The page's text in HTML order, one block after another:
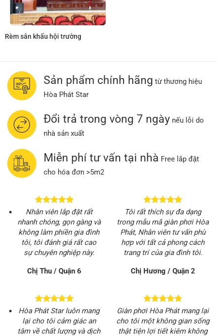
Rèm sân khấu hội trường
Sản phẩm chính hãng từ thương hiệu
Hòa Phát Star
Đổi trả trong vòng 7 ngày nếu lỗi do
nhà sản xuất
Miễn phí tư vấn tại nhà Free lắp đặt
cho hóa đơn >5m2
Nhân viên lắp đặt rất
nhanh chóng, gọn gàng và
không làm phiền gia đình
tôi, tôi đánh giá rất cao
sự chuyên nghiệp này.
Chị Thu / Quận 6
Hòa Phát Star luôn mang
lại cho tôi cảm giác an
tâm về chất lượng và dịch
Tôi rất thích sự đa dạng
trong mẫu mã giàn phơi Hòa
Phát, Nhân viên tư vấn phù
hợp với tất cả phong cách
trang trí của gia đình tôi.
Chị Hương / Quận 2
Giàn phơi Hòa Phát mang lại
cho tôi một không gian sống
thật tiện lợi tiết kiêm không